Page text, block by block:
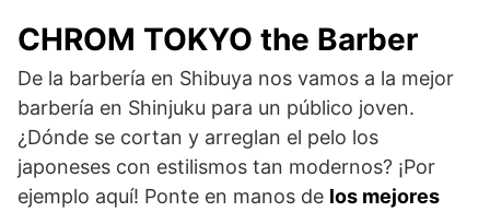
CHROM TOKYO the Barber
De la barbería en Shibuya nos vamos a la mejor
barbería en Shinjuku para un público joven.
¿Dónde se cortan y arreglan el pelo los
japoneses con estilismos tan modernos? ¡Por
ejemplo aquí! Ponte en manos de los mejores